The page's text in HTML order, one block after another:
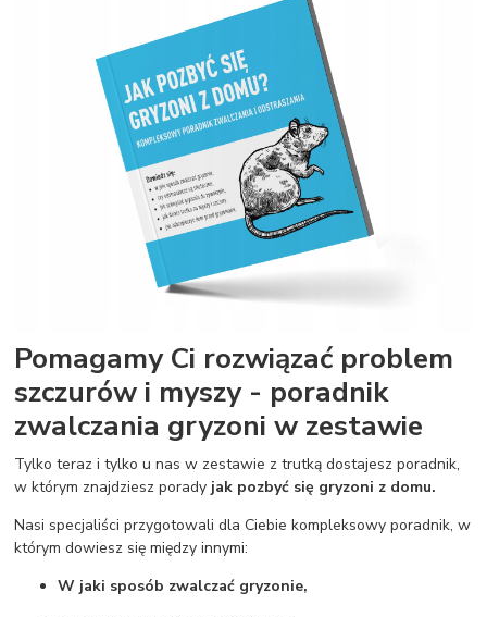
Pomagamy Ci rozwiązać problem
szczurów i myszy - poradnik
zwalczania gryzoni w zestawie
Tylko teraz i tylko u nas w zestawie z trutką dostajesz poradnik,
w którym znajdziesz porady jak pozbyć się gryzoni z domu.
Nasi specjaliści przygotowali dla Ciebie kompleksowy poradnik, w
którym dowiesz się między innymi:
W jaki sposób zwalczać gryzonie,